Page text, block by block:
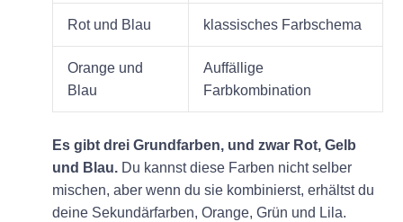
Rot und Blau klassisches Farbschema
Orange und
Blau
Auffällige
Farbkombination
Es gibt drei Grundfarben, und zwar Rot, Gelb
und Blau. Du kannst diese Farben nicht selber
mischen, aber wenn du sie kombinierst, erhältst du
deine Sekundärfarben, Orange, Grün und Lila.